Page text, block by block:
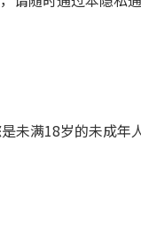
未满18岁的未成年